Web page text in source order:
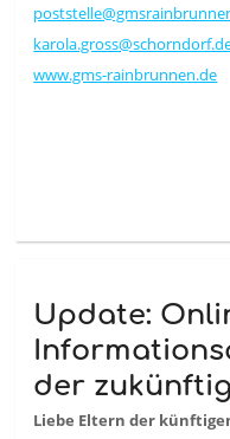
www.gms-rainbrunnen.de
Update:
der
Liebe Eltern der